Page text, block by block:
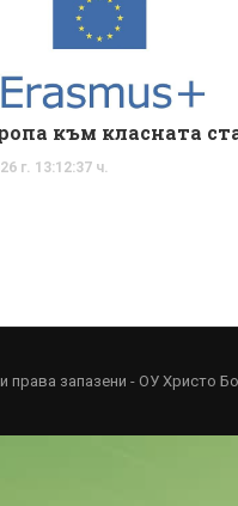
г. 13:12:37 ч.
права запазени - ОУ Христо